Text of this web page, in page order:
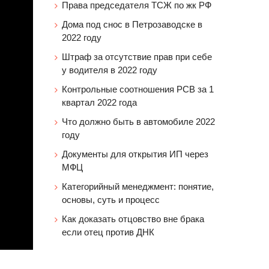
Права председателя ТСЖ по жк РФ
Дома под снос в Петрозаводске в
2022 году
Штраф за отсутствие прав при себе
у водителя в 2022 году
Контрольные соотношения РСВ за 1
квартал 2022 года
Что должно быть в автомобиле 2022
году
Документы для открытия ИП через
МФЦ
Категорийный менеджмент: понятие,
основы, суть и процесс
Как доказать отцовство вне брака
если отец против ДНК